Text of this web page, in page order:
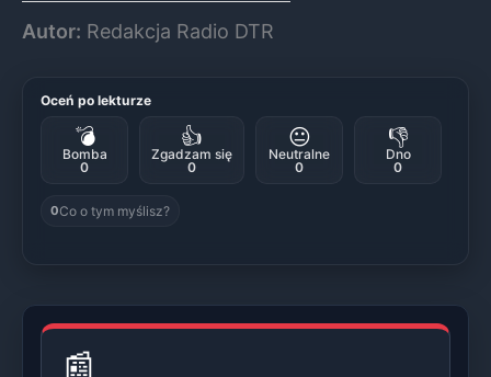
Autor: Redakcja Radio DTR
Oceń po lekturze
💣
Bomba
0
👍
Zgadzam się
0
😐
Neutralne
0
👎
Dno
0
0Co o tym myślisz?
📰